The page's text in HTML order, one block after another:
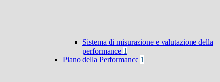
Sistema di misurazione e valutazione della
performance 1
Piano della Performance 1